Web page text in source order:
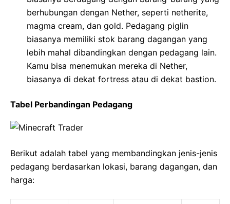
berhubungan dengan Nether, seperti netherite,
magma cream, dan gold. Pedagang piglin
biasanya memiliki stok barang dagangan yang
lebih mahal dibandingkan dengan pedagang lain.
Kamu bisa menemukan mereka di Nether,
biasanya di dekat fortress atau di dekat bastion.
Tabel Perbandingan Pedagang
Berikut adalah tabel yang membandingkan jenis-jenis
pedagang berdasarkan lokasi, barang dagangan, dan
harga: